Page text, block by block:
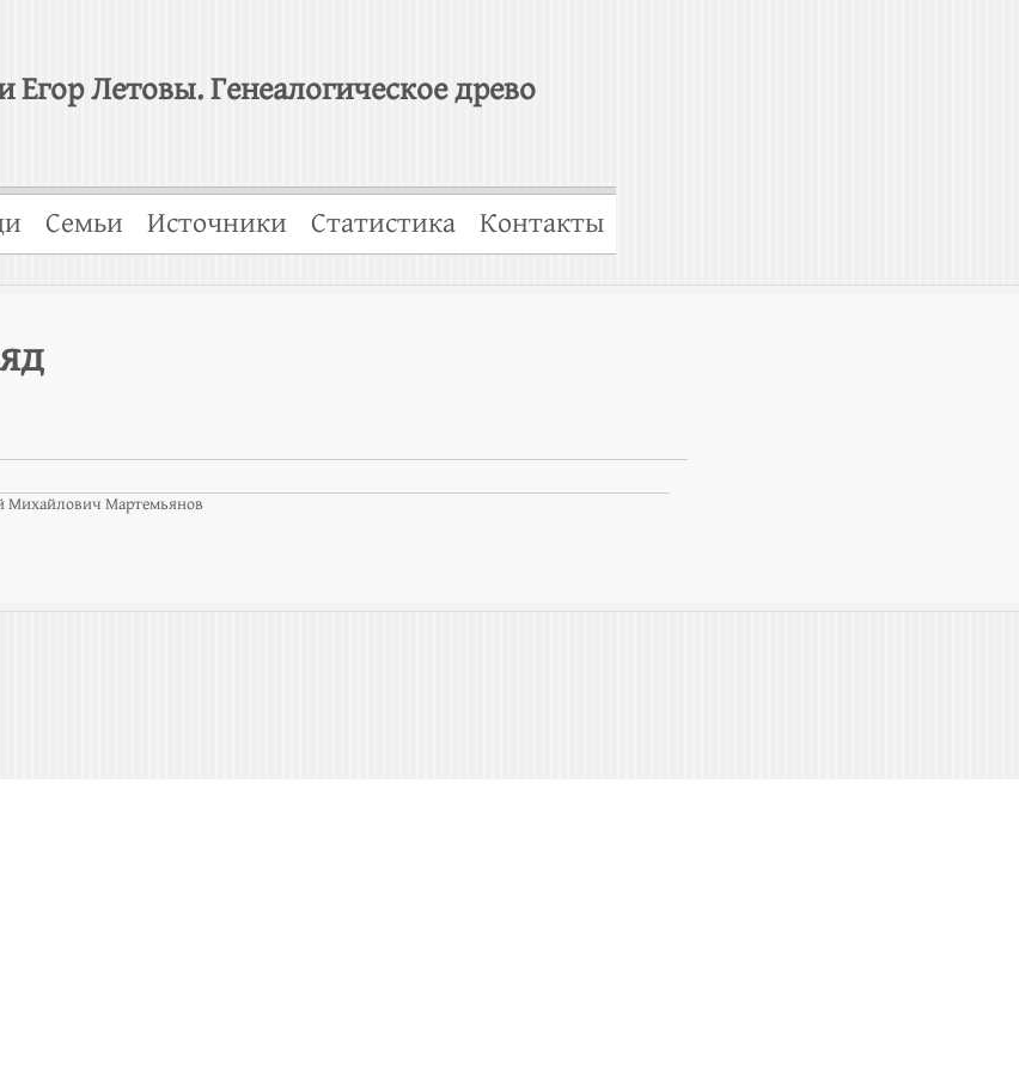
Егор Летовы. Генеалогическое древо
Семьи Источники Статистика Контакты
Михайлович Мартемьянов